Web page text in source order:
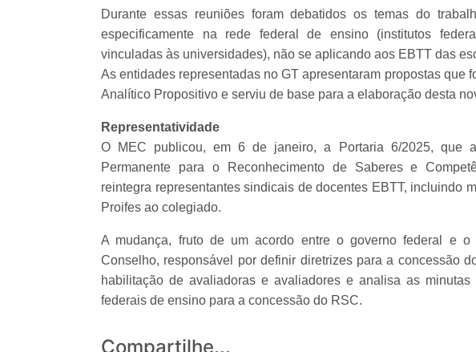
Durante essas reuniões foram debatidos os temas do
especificamente na rede federal de ensino (institutos
vinculadas às universidades), não se aplicando aos EBTT das
As entidades representadas no GT apresentaram propostas que
Analítico Propositivo e serviu de base para a elaboração desta
Representatividade
O MEC publicou, em 6 de janeiro, a Portaria 6/2025, que
Permanente para o Reconhecimento de Saberes e
reintegra representantes sindicais de docentes EBTT, incluindo
Proifes ao colegiado.
A mudança, fruto de um acordo entre o governo federal e
Conselho, responsável por definir diretrizes para a concessão
habilitação de avaliadoras e avaliadores e analisa as
federais de ensino para a concessão do RSC.
Compartilhe...